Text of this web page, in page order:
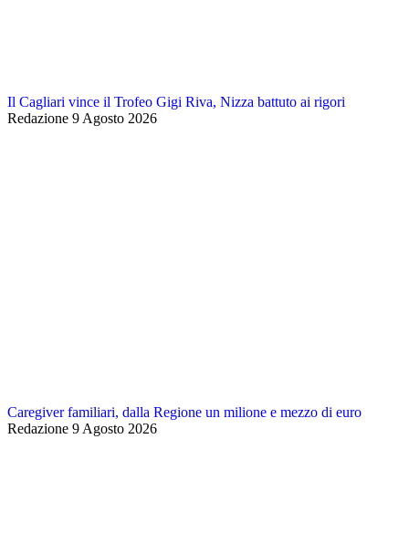
Il Cagliari vince il Trofeo Gigi Riva, Nizza battuto ai rigori
Redazione 9 Agosto 2026
Caregiver familiari, dalla Regione un milione e mezzo di euro
Redazione 9 Agosto 2026